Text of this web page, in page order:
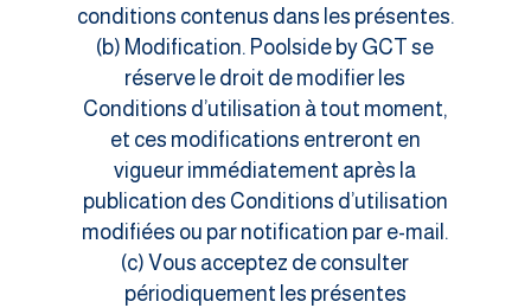
conditions contenus dans les présentes.
(b) Modification. Poolside by GCT se
réserve le droit de modifier les
Conditions d’utilisation à tout moment,
et ces modifications entreront en
vigueur immédiatement après la
publication des Conditions d’utilisation
modifiées ou par notification par e-mail.
(c) Vous acceptez de consulter
périodiquement les présentes